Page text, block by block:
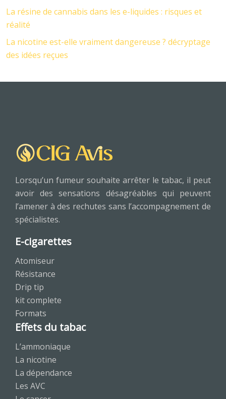
La résine de cannabis dans les e-liquides : risques et
réalité
La nicotine est-elle vraiment dangereuse ? décryptage
des idées reçues
Lorsqu’un fumeur souhaite arrêter le tabac, il peut
avoir des sensations désagréables qui peuvent
l’amener à des rechutes sans l’accompagnement de
spécialistes.
E-cigarettes
Atomiseur
Résistance
Drip tip
kit complete
Formats
Effets du tabac
L’ammoniaque
La nicotine
La dépendance
Les AVC